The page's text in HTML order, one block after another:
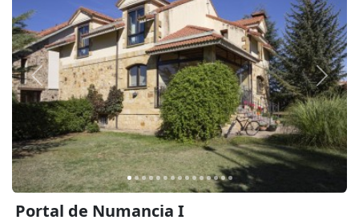
Anterior
Portal de Numancia I